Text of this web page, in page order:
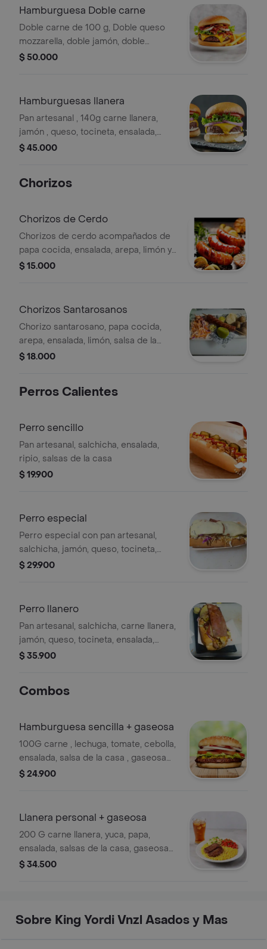
Hamburguesa Doble carne
Doble carne de 100 g, Doble queso
mozzarella, doble jamón, doble
tocineta, ensalada de repollo y
$ 50.000
Hamburguesas llanera
Pan artesanal , 140g carne llanera,
jamón , queso, tocineta, ensalada,
cebolla, tomate, lechuga, ripio, salsa
$ 45.000
Chorizos
Chorizos de Cerdo
Chorizos de cerdo acompañados de
papa cocida, ensalada, arepa, limón y
salsa de la casa.
$ 15.000
Chorizos Santarosanos
Chorizo santarosano, papa cocida,
arepa, ensalada, limón, salsa de la
casa
$ 18.000
Perros Calientes
Perro sencillo
Pan artesanal, salchicha, ensalada,
ripio, salsas de la casa
$ 19.900
Perro especial
Perro especial con pan artesanal,
salchicha, jamón, queso, tocineta,
ensalada, ripio y salsas de la casa.
$ 29.900
Perro llanero
Pan artesanal, salchicha, carne llanera,
jamón, queso, tocineta, ensalada,
ripio, salsas de la casa
$ 35.900
Combos
Hamburguesa sencilla + gaseosa
100G carne , lechuga, tomate, cebolla,
ensalada, salsa de la casa , gaseosa
250 ml sabor disponible.
$ 24.900
Llanera personal + gaseosa
200 G carne llanera, yuca, papa,
ensalada, salsas de la casa, gaseosa
250 ml sabor disponible
$ 34.500
Sobre King Yordi Vnzl Asados y Mas